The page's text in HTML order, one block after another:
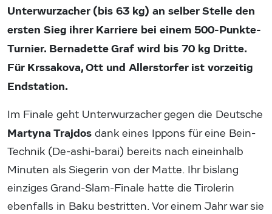
Unterwurzacher (bis 63 kg) an selber Stelle den
ersten Sieg ihrer Karriere bei einem 500-Punkte-
Turnier. Bernadette Graf wird bis 70 kg Dritte.
Für Krssakova, Ott und Allerstorfer ist vorzeitig
Endstation.
Im Finale geht Unterwurzacher gegen die Deutsche
Martyna Trajdos dank eines Ippons für eine Bein-
Technik (De-ashi-barai) bereits nach eineinhalb
Minuten als Siegerin von der Matte. Ihr bislang
einziges Grand-Slam-Finale hatte die Tirolerin
ebenfalls in Baku bestritten. Vor einem Jahr war sie